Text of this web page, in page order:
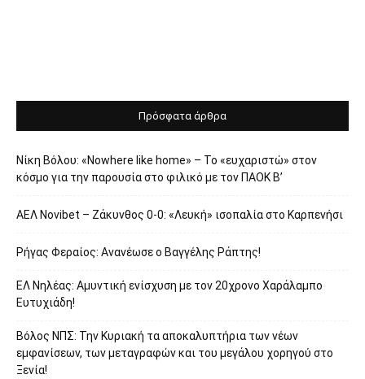
Πρόσφατα άρθρα
Νίκη Βόλου: «Nowhere like home» – Το «ευχαριστώ» στον
κόσμο για την παρουσία στο φιλικό με τον ΠΑΟΚ Β’
ΑΕΛ Novibet – Ζάκυνθος 0-0: «Λευκή» ισοπαλία στο Καρπενήσι
Ρήγας Φεραίος: Ανανέωσε ο Βαγγέλης Ράπτης!
ΕΛ Νηλέας: Αμυντική ενίσχυση με τον 20χρονο Χαράλαμπο
Ευτυχιάδη!
Βόλος ΝΠΣ: Την Κυριακή τα αποκαλυπτήρια των νέων
εμφανίσεων, των μεταγραφών και του μεγάλου χορηγού στο
Ξενία!